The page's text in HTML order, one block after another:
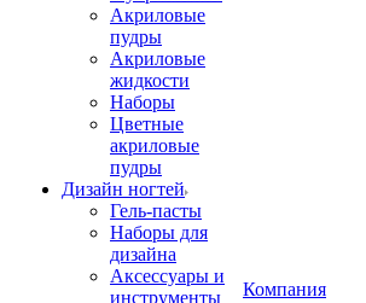
Акриловые
пудры
Акриловые
жидкости
Наборы
Цветные
акриловые
пудры
Дизайн ногтей
Гель-пасты
Наборы для
дизайна
Аксессуары и
инструменты
Компания